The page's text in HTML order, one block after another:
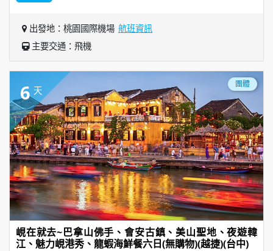
出發地：桃園國際機場 航班資訊
主要交通：飛機
6 天
團體
峴在就去~巴拿山佛手、會安古鎮、美山聖地、夜遊韓
江、魅力峴港秀、龍蝦海鮮餐六日(無購物)(越捷)(台中)